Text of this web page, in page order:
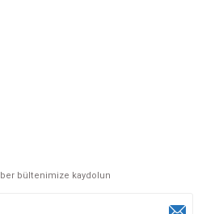
bültenimize kaydolun